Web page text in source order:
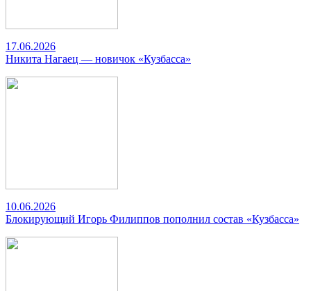
17.06.2026
Никита Нагаец — новичок «Кузбасса»
10.06.2026
Блокирующий Игорь Филиппов пополнил состав «Кузбасса»